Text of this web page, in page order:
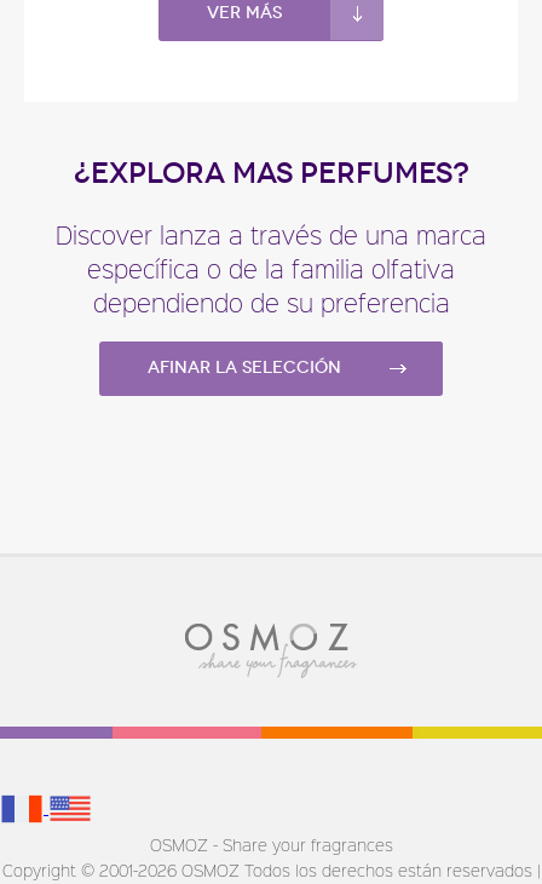
Ver más
¿EXPLORA MAS PERFUMES?
Discover lanza a través de una marca
específica o de la familia olfativa
dependiendo de su preferencia
Afinar la selección
OSMOZ - Share your fragrances
Copyright © 2001-2026 OSMOZ Todos los derechos están reservados |